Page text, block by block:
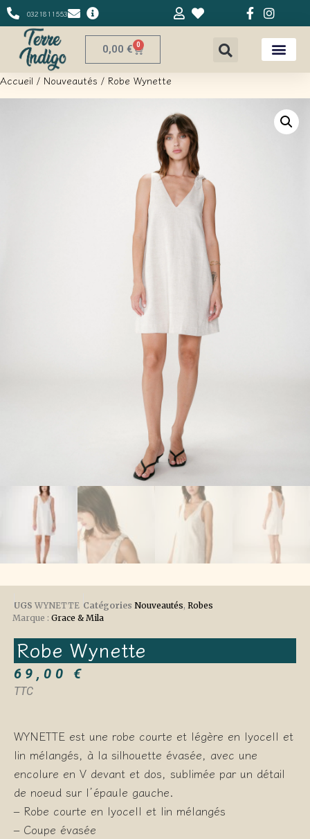
0321811553
0,00 € 0
Accueil / Nouveautés / Robe Wynette
UGS WYNETTE Catégories Nouveautés, Robes
Marque : Grace & Mila
Robe Wynette
69,00€
TTC
WYNETTE est une robe courte et légère en lyocell et
lin mélangés, à la silhouette évasée, avec une
encolure en V devant et dos, sublimée par un détail
de noeud sur l’épaule gauche.
– Robe courte en lyocell et lin mélangés
– Coupe évasée